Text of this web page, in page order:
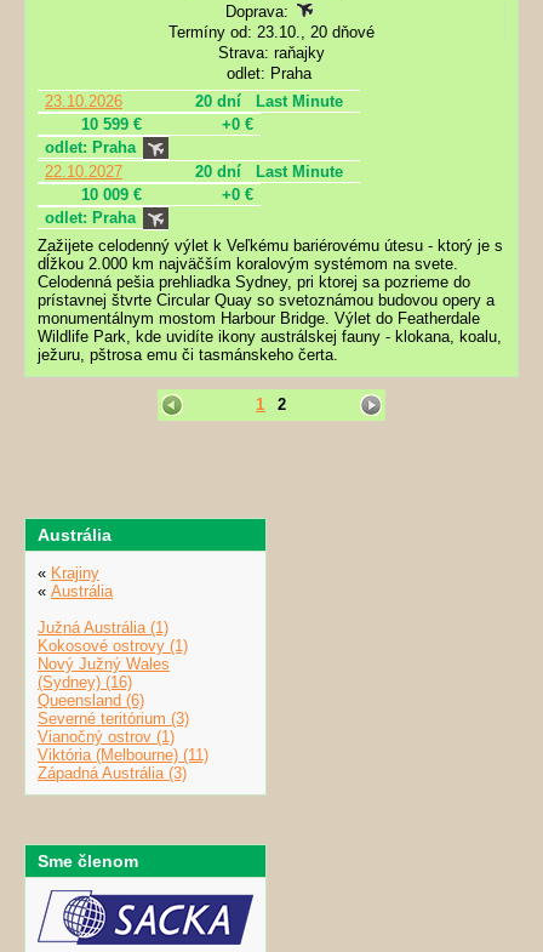
Doprava:
Termíny od: 23.10., 20 dňové
Strava: raňajky
odlet: Praha
23.10.2026
20 dní
Last Minute
10 599 €
+0 €
odlet: Praha
22.10.2027
20 dní
Last Minute
10 009 €
+0 €
odlet: Praha
Zažijete celodenný výlet k Veľkému bariérovému útesu - ktorý je s
dĺžkou 2.000 km najväčším koralovým systémom na svete.
Celodenná pešia prehliadka Sydney, pri ktorej sa pozrieme do
prístavnej štvrte Circular Quay so svetoznámou budovou opery a
monumentálnym mostom Harbour Bridge. Výlet do Featherdale
Wildlife Park, kde uvidíte ikony austrálskej fauny - klokana, koalu,
ježuru, pštrosa emu či tasmánskeho čerta.
1 2
Austrália
« Krajiny
« Austrália
Južná Austrália (1)
Kokosové ostrovy (1)
Nový Južný Wales
(Sydney) (16)
Queensland (6)
Severné teritórium (3)
Vianočný ostrov (1)
Viktória (Melbourne) (11)
Západná Austrália (3)
Sme členom